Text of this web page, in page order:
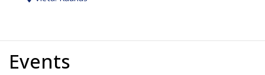
Events